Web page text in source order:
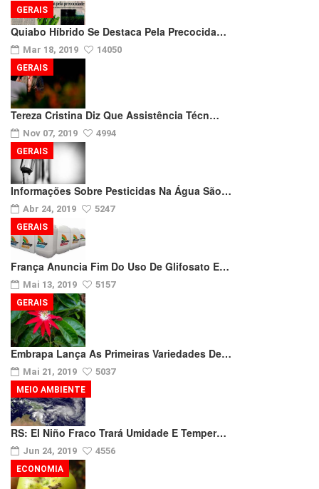
Quiabo Híbrido Se Destaca Pela Precocida…
Mar 18, 2019 14050
GERAIS
Tereza Cristina Diz Que Assistência Técn…
Nov 07, 2019 4994
GERAIS
Informações Sobre Pesticidas Na Água São…
Abr 24, 2019 5247
GERAIS
França Anuncia Fim Do Uso De Glifosato E…
Mai 13, 2019 5157
GERAIS
Embrapa Lança As Primeiras Variedades De…
Mai 21, 2019 5037
GERAIS
RS: El Niño Fraco Trará Umidade E Temper…
Jun 24, 2019 4556
MEIO AMBIENTE
ECONOMIA